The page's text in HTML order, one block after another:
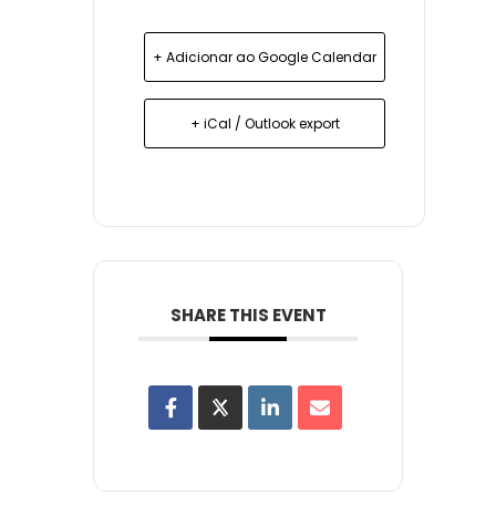
+ Adicionar ao Google Calendar
+ iCal / Outlook export
SHARE THIS EVENT